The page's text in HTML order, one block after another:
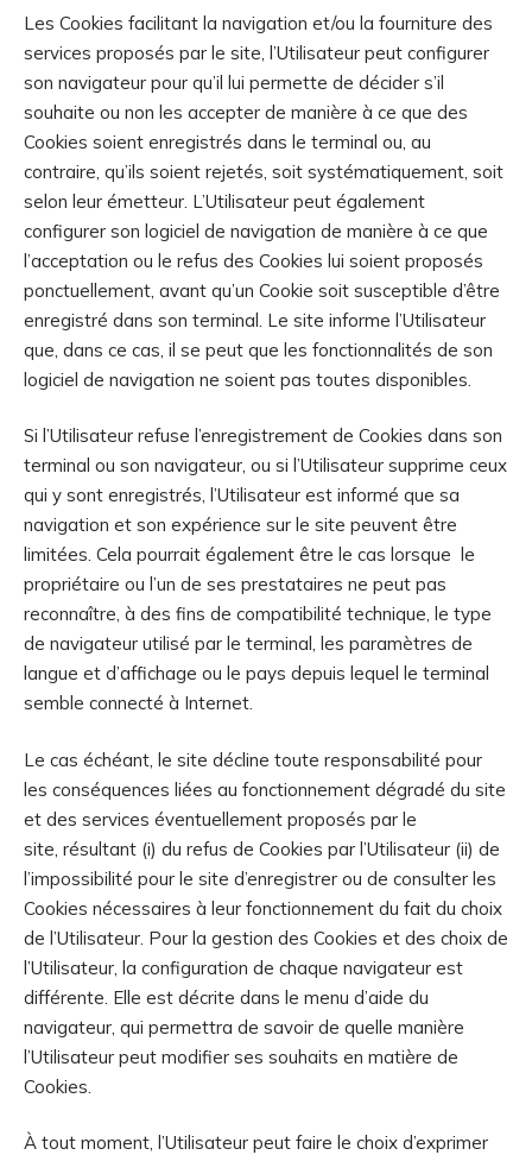
Les Cookies facilitant la navigation et/ou la fourniture des
services proposés par le site, l’Utilisateur peut configurer
son navigateur pour qu’il lui permette de décider s’il
souhaite ou non les accepter de manière à ce que des
Cookies soient enregistrés dans le terminal ou, au
contraire, qu’ils soient rejetés, soit systématiquement, soit
selon leur émetteur. L’Utilisateur peut également
configurer son logiciel de navigation de manière à ce que
l’acceptation ou le refus des Cookies lui soient proposés
ponctuellement, avant qu’un Cookie soit susceptible d’être
enregistré dans son terminal. Le site informe l’Utilisateur
que, dans ce cas, il se peut que les fonctionnalités de son
logiciel de navigation ne soient pas toutes disponibles.
Si l’Utilisateur refuse l’enregistrement de Cookies dans son
terminal ou son navigateur, ou si l’Utilisateur supprime ceux
qui y sont enregistrés, l’Utilisateur est informé que sa
navigation et son expérience sur le site peuvent être
limitées. Cela pourrait également être le cas lorsque le
propriétaire ou l’un de ses prestataires ne peut pas
reconnaître, à des fins de compatibilité technique, le type
de navigateur utilisé par le terminal, les paramètres de
langue et d’affichage ou le pays depuis lequel le terminal
semble connecté à Internet.
Le cas échéant, le site décline toute responsabilité pour
les conséquences liées au fonctionnement dégradé du site
et des services éventuellement proposés par le
site, résultant (i) du refus de Cookies par l’Utilisateur (ii) de
l’impossibilité pour le site d’enregistrer ou de consulter les
Cookies nécessaires à leur fonctionnement du fait du choix
de l’Utilisateur. Pour la gestion des Cookies et des choix de
l’Utilisateur, la configuration de chaque navigateur est
différente. Elle est décrite dans le menu d’aide du
navigateur, qui permettra de savoir de quelle manière
l’Utilisateur peut modifier ses souhaits en matière de
Cookies.
À tout moment, l’Utilisateur peut faire le choix d’exprimer